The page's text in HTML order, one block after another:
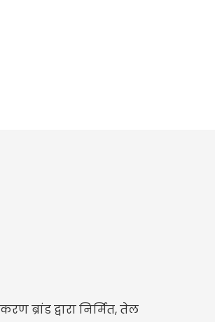
ब्रांड द्वारा निर्मित, तेल